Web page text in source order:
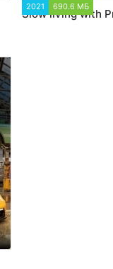
2021 690.6 МБ
Slow living with